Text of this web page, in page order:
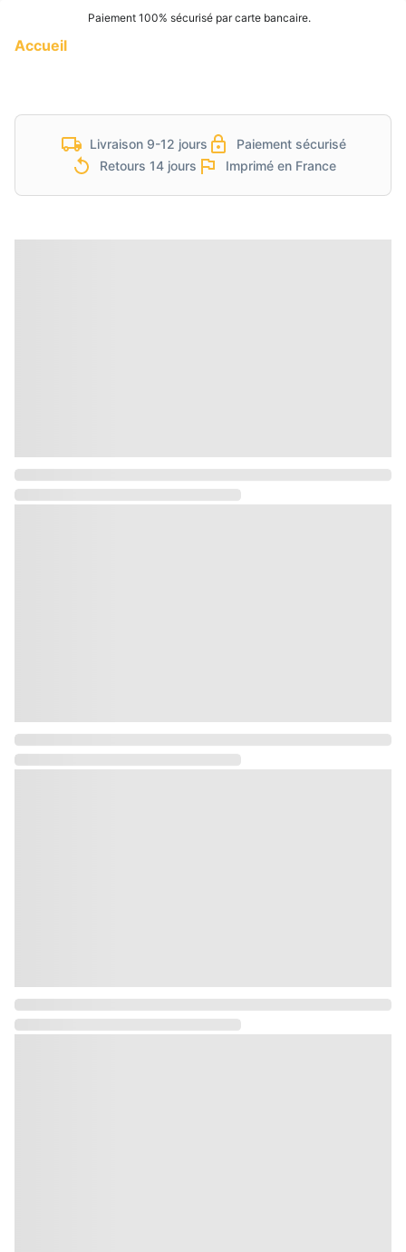
Paiement 100% sécurisé par carte bancaire.
Accueil
Livraison 9-12 jours
Paiement sécurisé
Retours 14 jours
Imprimé en France